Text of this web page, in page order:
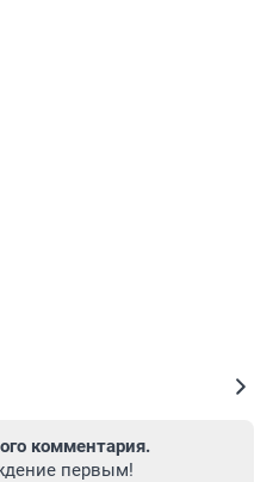
комментария.
первым!